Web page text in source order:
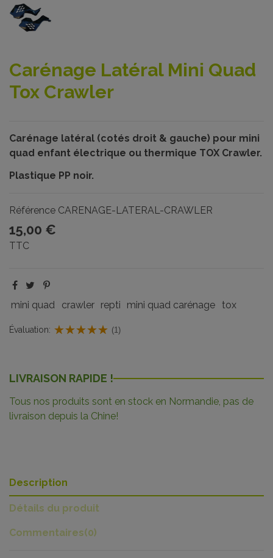
Carénage Latéral Mini Quad
Tox Crawler
Carénage latéral (cotés droit & gauche) pour mini
quad enfant électrique ou thermique TOX Crawler.
Plastique PP noir.
Référence CARENAGE-LATERAL-CRAWLER
15,00 €
TTC
mini quad crawler repti mini quad carénage tox
Évaluation: (1)
LIVRAISON RAPIDE !
Tous nos produits sont en stock en Normandie, pas de
livraison depuis la Chine!
Description
Détails du produit
Commentaires(0)